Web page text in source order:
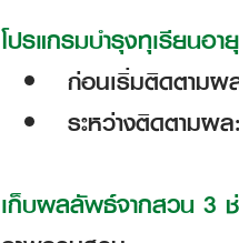
โปรแกรมบำรุงทุเรียนอ
ก่อนเริ่มติดตาม
ระหว่างติดตามผ
เก็บผลลัพธ์จากสวน 3 ช่